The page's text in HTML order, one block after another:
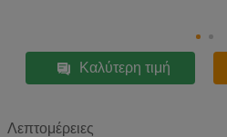
Καλύτερη τιμή
Λεπτομέρειες